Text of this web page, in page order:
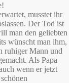
musstet ihr
Der Tod ist
man den geliebten
wünscht man ihm,
ruhiger Mann und
Als Papa
wenn er jetzt